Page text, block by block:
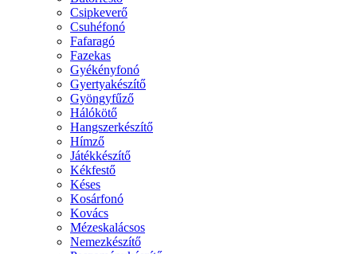
Csipkeverő
Csuhéfonó
Fafaragó
Fazekas
Gyékényfonó
Gyertyakészítő
Gyöngyfűző
Hálókötő
Hangszerkészítő
Hímző
Játékkészítő
Kékfestő
Késes
Kosárfonó
Kovács
Mézeskalácsos
Nemezkészítő